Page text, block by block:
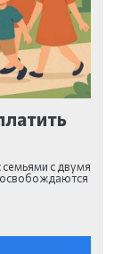
с двумя
освобождаются